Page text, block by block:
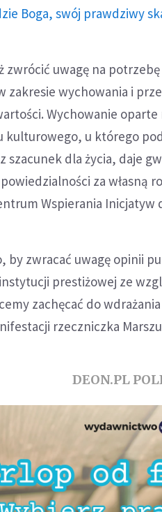
Boga, swój prawdziwy
uwagę na potrzebę
zakresie wychowania i
Wychowanie oparte
kulturowego, u którego
szacunek dla życia, daje
za własną
Wspierania Inicjatyw
by zwracać uwagę opinii
prestiżowej ze
zachęcać do
rzeczniczka
DEON.PL